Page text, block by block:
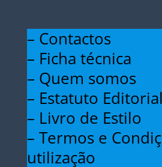
– Contactos
– Ficha técnica
– Quem somos
– Estatuto Editorial
– Livro de Estilo
– Termos e
utilização